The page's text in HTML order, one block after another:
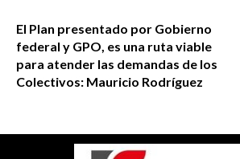
El Plan presentado por Gobierno
federal y GPO, es una ruta viable
para atender las demandas de los
Colectivos: Mauricio Rodríguez